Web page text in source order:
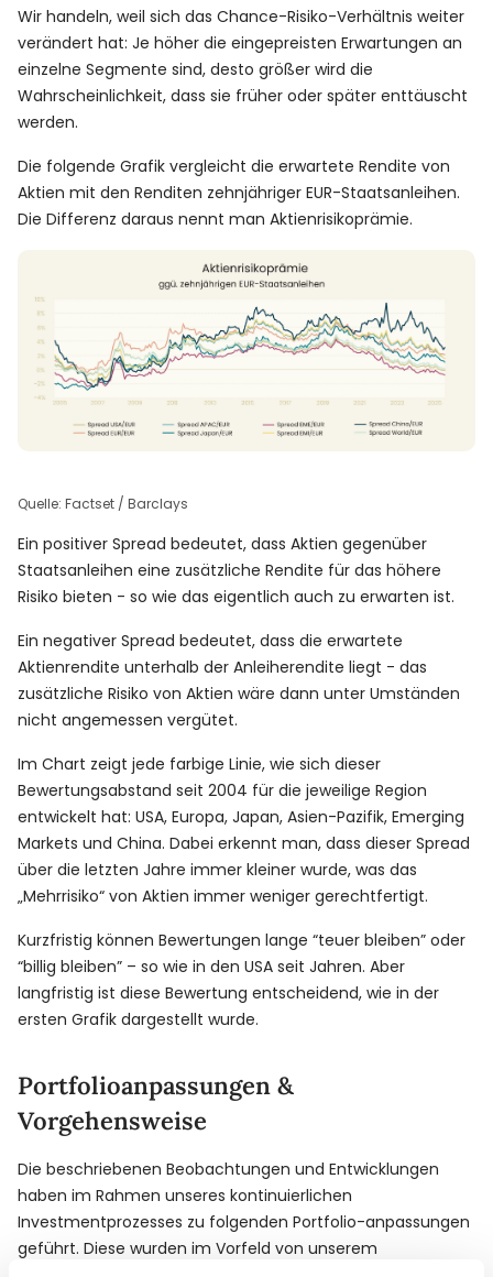
Wir handeln, weil sich das Chance-Risiko-Verhältnis weiter
verändert hat: Je höher die eingepreisten Erwartungen an
einzelne Segmente sind, desto größer wird die
Wahrscheinlichkeit, dass sie früher oder später enttäuscht
werden.
Die folgende Grafik vergleicht die erwartete Rendite von
Aktien mit den Renditen zehnjähriger EUR-Staatsanleihen.
Die Differenz daraus nennt man Aktienrisikoprämie.
Quelle: Factset / Barclays
Ein positiver Spread bedeutet, dass Aktien gegenüber
Staatsanleihen eine zusätzliche Rendite für das höhere
Risiko bieten - so wie das eigentlich auch zu erwarten ist.
Ein negativer Spread bedeutet, dass die erwartete
Aktienrendite unterhalb der Anleiherendite liegt - das
zusätzliche Risiko von Aktien wäre dann unter Umständen
nicht angemessen vergütet.
Im Chart zeigt jede farbige Linie, wie sich dieser
Bewertungsabstand seit 2004 für die jeweilige Region
entwickelt hat: USA, Europa, Japan, Asien-Pazifik, Emerging
Markets und China. Dabei erkennt man, dass dieser Spread
über die letzten Jahre immer kleiner wurde, was das
„Mehrrisiko“ von Aktien immer weniger gerechtfertigt.
Kurzfristig können Bewertungen lange “teuer bleiben” oder
“billig bleiben” – so wie in den USA seit Jahren. Aber
langfristig ist diese Bewertung entscheidend, wie in der
ersten Grafik dargestellt wurde.
Portfolioanpassungen &
Vorgehensweise
Die beschriebenen Beobachtungen und Entwicklungen
haben im Rahmen unseres kontinuierlichen
Investmentprozesses zu folgenden Portfolio-anpassungen
geführt. Diese wurden im Vorfeld von unserem